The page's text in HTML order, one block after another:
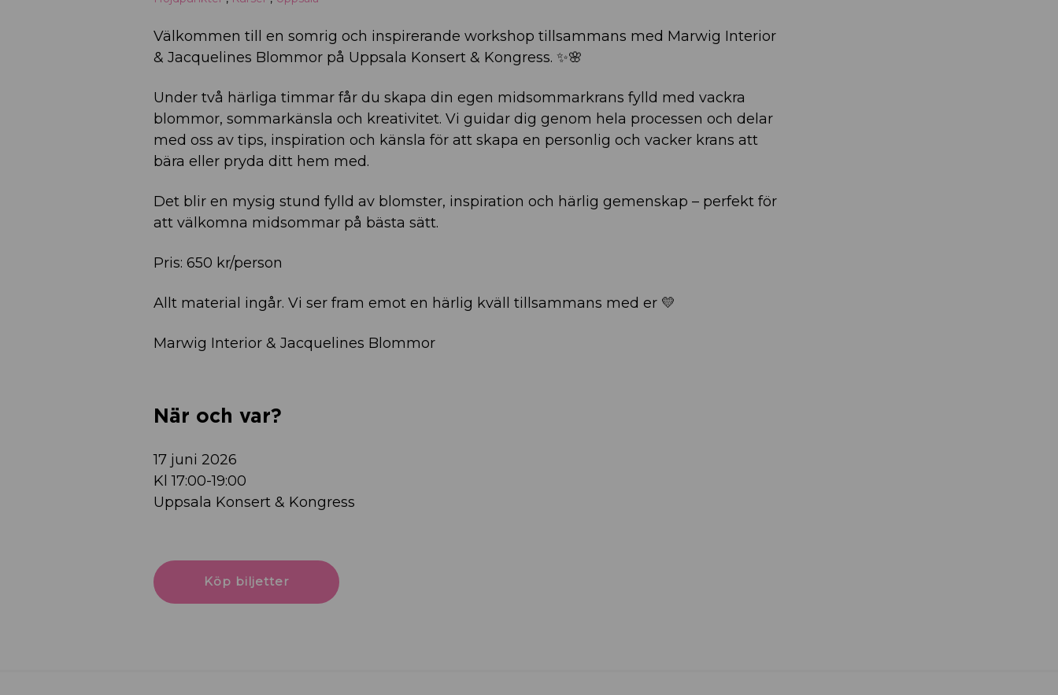
Välkommen till en somrig och inspirerande workshop tillsammans med Marwig Interior
& Jacquelines Blommor på Uppsala Konsert & Kongress. ✨🌸
Under två härliga timmar får du skapa din egen midsommarkrans fylld med vackra
blommor, sommarkänsla och kreativitet. Vi guidar dig genom hela processen och delar
med oss av tips, inspiration och känsla för att skapa en personlig och vacker krans att
bära eller pryda ditt hem med.
Det blir en mysig stund fylld av blomster, inspiration och härlig gemenskap – perfekt för
att välkomna midsommar på bästa sätt.
Pris: 650 kr/person
Allt material ingår. Vi ser fram emot en härlig kväll tillsammans med er 💛
Marwig Interior & Jacquelines Blommor
När och var?
17 juni 2026
Kl 17:00-19:00
Uppsala Konsert & Kongress
Köp biljetter